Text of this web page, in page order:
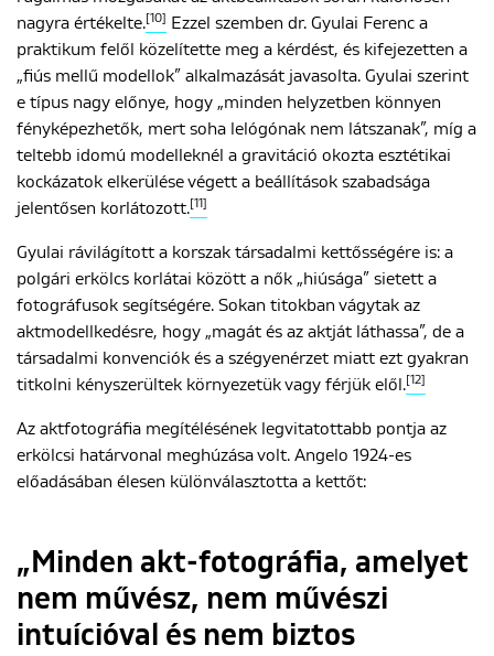
nagyra értékelte. [10]
Ezzel szemben dr. Gyulai Ferenc a
praktikum felől közelítette meg a kérdést, és kifejezetten a
„fiús mellű modellok” alkalmazását javasolta. Gyulai szerint
e típus nagy előnye, hogy „minden helyzetben könnyen
fényképezhetők, mert soha lelógónak nem látszanak”, míg a
teltebb idomú modelleknél a gravitáció okozta esztétikai
kockázatok elkerülése végett a beállítások szabadsága
jelentősen korlátozott. [11]
Gyulai rávilágított a korszak társadalmi kettősségére is: a
polgári erkölcs korlátai között a nők „hiúsága” sietett a
fotográfusok segítségére. Sokan titokban vágytak az
aktmodellkedésre, hogy „magát és az aktját láthassa”, de a
társadalmi konvenciók és a szégyenérzet miatt ezt gyakran
titkolni kényszerültek környezetük vagy férjük elől. [12]
Az aktfotográfia megítélésének legvitatottabb pontja az
erkölcsi határvonal meghúzása volt. Angelo 1924-es
előadásában élesen különválasztotta a kettőt:
„Minden akt-fotográfia, amelyet
nem művész, nem művészi
intuícióval és nem biztos